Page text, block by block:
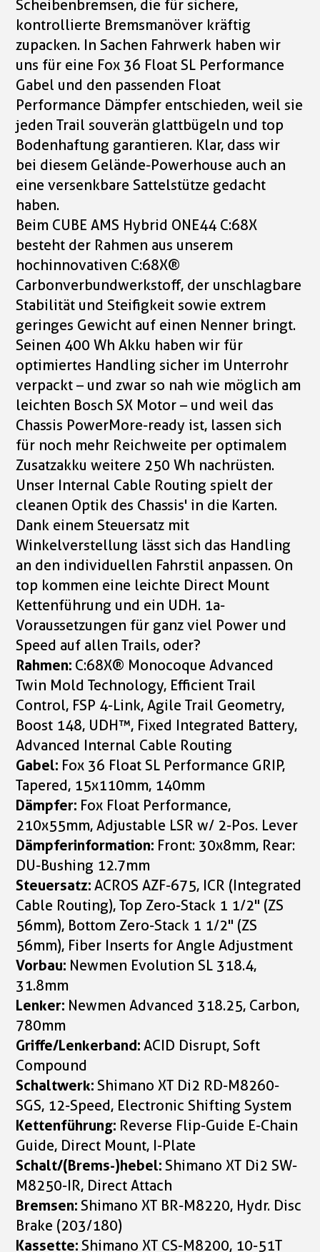
Scheibenbremsen, die für sichere,
kontrollierte Bremsmanöver kräftig
zupacken. In Sachen Fahrwerk haben wir
uns für eine Fox 36 Float SL Performance
Gabel und den passenden Float
Performance Dämpfer entschieden, weil sie
jeden Trail souverän glattbügeln und top
Bodenhaftung garantieren. Klar, dass wir
bei diesem Gelände-Powerhouse auch an
eine versenkbare Sattelstütze gedacht
haben.
Beim CUBE AMS Hybrid ONE44 C:68X
besteht der Rahmen aus unserem
hochinnovativen C:68X®
Carbonverbundwerkstoff, der unschlagbare
Stabilität und Steifigkeit sowie extrem
geringes Gewicht auf einen Nenner bringt.
Seinen 400 Wh Akku haben wir für
optimiertes Handling sicher im Unterrohr
verpackt – und zwar so nah wie möglich am
leichten Bosch SX Motor – und weil das
Chassis PowerMore-ready ist, lassen sich
für noch mehr Reichweite per optimalem
Zusatzakku weitere 250 Wh nachrüsten.
Unser Internal Cable Routing spielt der
cleanen Optik des Chassis' in die Karten.
Dank einem Steuersatz mit
Winkelverstellung lässt sich das Handling
an den individuellen Fahrstil anpassen. On
top kommen eine leichte Direct Mount
Kettenführung und ein UDH. 1a-
Voraussetzungen für ganz viel Power und
Speed auf allen Trails, oder?
Rahmen: C:68X® Monocoque Advanced
Twin Mold Technology, Efficient Trail
Control, FSP 4-Link, Agile Trail Geometry,
Boost 148, UDH™, Fixed Integrated Battery,
Advanced Internal Cable Routing
Gabel: Fox 36 Float SL Performance GRIP,
Tapered, 15x110mm, 140mm
Dämpfer: Fox Float Performance,
210x55mm, Adjustable LSR w/ 2-Pos. Lever
Dämpferinformation: Front: 30x8mm, Rear:
DU-Bushing 12.7mm
Steuersatz:ACROS AZF-675, ICR (Integrated
Cable Routing), Top Zero-Stack 1 1/2" (ZS
56mm), Bottom Zero-Stack 1 1/2" (ZS
56mm), Fiber Inserts for Angle Adjustment
Vorbau: Newmen Evolution SL 318.4,
31.8mm
Lenker: Newmen Advanced 318.25, Carbon,
780mm
Griffe/Lenkerband:ACID Disrupt, Soft
Compound
Schaltwerk:Shimano XT Di2 RD-M8260-
SGS, 12-Speed, Electronic Shifting System
Kettenführung: Reverse Flip-Guide E-Chain
Guide, Direct Mount, I-Plate
Schalt/(Brems-)hebel:Shimano XT Di2 SW-
M8250-IR, Direct Attach
Bremsen:Shimano XT BR-M8220, Hydr. Disc
Brake (203/180)
Kassette:Shimano XT CS-M8200, 10-51T